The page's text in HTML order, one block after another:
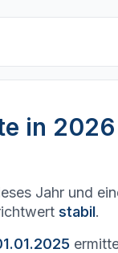
in
Jahr und
stabil.